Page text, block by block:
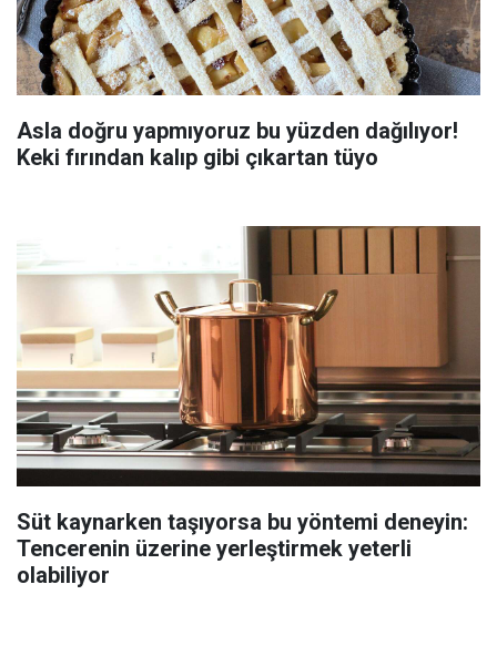
Asla doğru yapmıyoruz bu yüzden dağılıyor!
Keki fırından kalıp gibi çıkartan tüyo
Süt kaynarken taşıyorsa bu yöntemi deneyin:
Tencerenin üzerine yerleştirmek yeterli
olabiliyor